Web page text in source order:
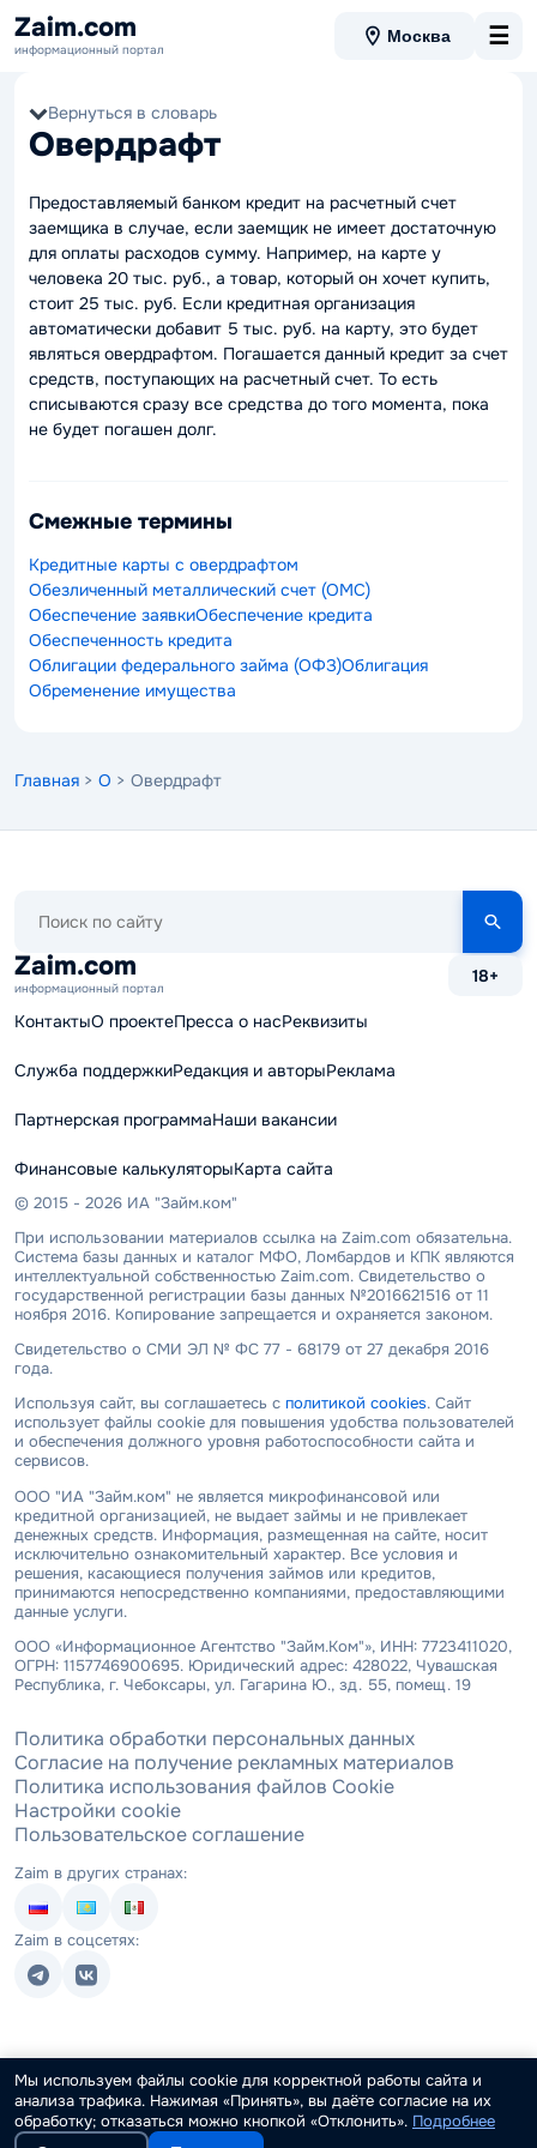
Zaim.com
информационный портал
Москва ☰
Вернуться в словарь
Овердрафт
Предоставляемый банком кредит на расчетный счет
заемщика в случае, если заемщик не имеет достаточную
для оплаты расходов сумму. Например, на карте у
человека 20 тыс. руб., а товар, который он хочет купить,
стоит 25 тыс. руб. Если кредитная организация
автоматически добавит 5 тыс. руб. на карту, это будет
являться овердрафтом. Погашается данный кредит за счет
средств, поступающих на расчетный счет. То есть
списываются сразу все средства до того момента, пока
не будет погашен долг.
Смежные термины
Кредитные карты с овердрафтом
Обезличенный металлический счет (ОМС)
Обеспечение заявкиОбеспечение кредита
Обеспеченность кредита
Облигации федерального займа (ОФЗ)Облигация
Обременение имущества
Главная > О > Овердрафт
сайту
Zaim.com
информационный портал
18+
КонтактыО проектеПресса о насРеквизиты
Служба поддержкиРедакция и авторыРеклама
Партнерская программаНаши вакансии
Финансовые калькуляторыКарта сайта
© 2015 - 2026 ИА "Займ.ком"
При использовании материалов ссылка на Zaim.com обязательна.
Система базы данных и каталог МФО, Ломбардов и КПК являются
интеллектуальной собственностью Zaim.com. Свидетельство о
государственной регистрации базы данных №2016621516 от 11
ноября 2016. Копирование запрещается и охраняется законом.
Свидетельство о СМИ ЭЛ № ФС 77 - 68179 от 27 декабря 2016
года.
Используя сайт, вы соглашаетесь с политикой cookies. Сайт
использует файлы cookie для повышения удобства пользователей
и обеспечения должного уровня работоспособности сайта и
сервисов.
ООО "ИА "Займ.ком" не является микрофинансовой или
кредитной организацией, не выдает займы и не привлекает
денежных средств. Информация, размещенная на сайте, носит
исключительно ознакомительный характер. Все условия и
решения, касающиеся получения займов или кредитов,
принимаются непосредственно компаниями, предоставляющими
данные услуги.
ООО «Информационное Агентство "Займ.Ком"», ИНН: 7723411020,
ОГРН: 1157746900695. Юридический адрес: 428022, Чувашская
Республика, г. Чебоксары, ул. Гагарина Ю., зд. 55, помещ. 19
Политика обработки персональных данных
Согласие на получение рекламных материалов
Политика использования файлов Cookie
Настройки cookie
Пользовательское соглашение
Zaim в других странах:
Zaim в соцсетях:
Мы используем файлы cookie для корректной работы сайта и
анализа трафика. Нажимая «Принять», вы даёте согласие на их
обработку; отказаться можно кнопкой «Отклонить». Подробнее